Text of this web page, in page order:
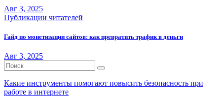
Авг 3, 2025
Публикации читателей
Гайд по монетизации сайтов: как превратить трафик в деньги
Авг 3, 2025
Какие инструменты помогают повысить безопасность при
работе в интернете